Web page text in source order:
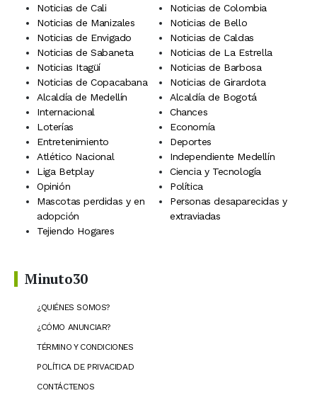
Noticias de Cali
Noticias de Colombia
Noticias de Manizales
Noticias de Bello
Noticias de Envigado
Noticias de Caldas
Noticias de Sabaneta
Noticias de La Estrella
Noticias Itagüí
Noticias de Barbosa
Noticias de Copacabana
Noticias de Girardota
Alcaldía de Medellín
Alcaldía de Bogotá
Internacional
Chances
Loterías
Economía
Entretenimiento
Deportes
Atlético Nacional
Independiente Medellín
Liga Betplay
Ciencia y Tecnología
Opinión
Política
Mascotas perdidas y en
adopción
Personas desaparecidas y
extraviadas
Tejiendo Hogares
Minuto30
¿QUIÉNES SOMOS?
¿CÓMO ANUNCIAR?
TÉRMINO Y CONDICIONES
POLÍTICA DE PRIVACIDAD
CONTÁCTENOS